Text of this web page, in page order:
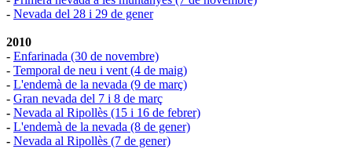
- Nevada del 28 i 29 de gener
2010
- Enfarinada (30 de novembre)
- Temporal de neu i vent (4 de maig)
- L'endemà de la nevada (9 de març)
- Gran nevada del 7 i 8 de març
- Nevada al Ripollès (15 i 16 de febrer)
- L'endemà de la nevada (8 de gener)
- Nevada al Ripollès (7 de gener)